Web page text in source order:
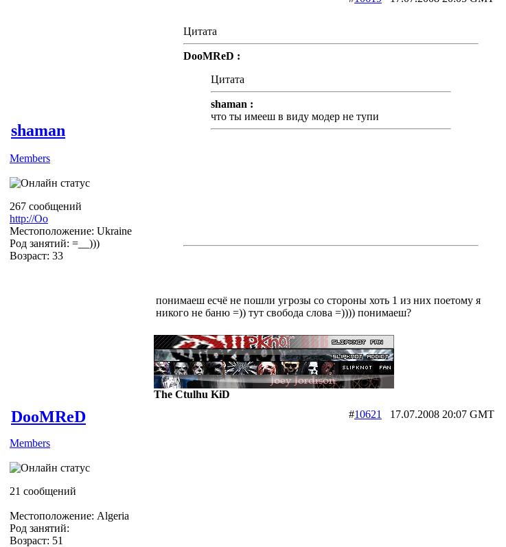
shaman
Members
267 сообщений
http://Оо
Местоположение: Ukraine
Род занятий: =__)))
Возраст: 33
Цитата
DooMReD :
Цитата
shaman :
что ты имееш в виду модер не тупи
понимаеш есчё не пошли угрозы со стороны хоть 1 из них поетому я
никого не баню =)) тут свобода слова =)))) понимаеш?
The Ctulhu KiD
DooMReD
Members
21 сообщений
Местоположение: Algeria
Род занятий:
Возраст: 51
#10621 17.07.2008 20:07 GMT